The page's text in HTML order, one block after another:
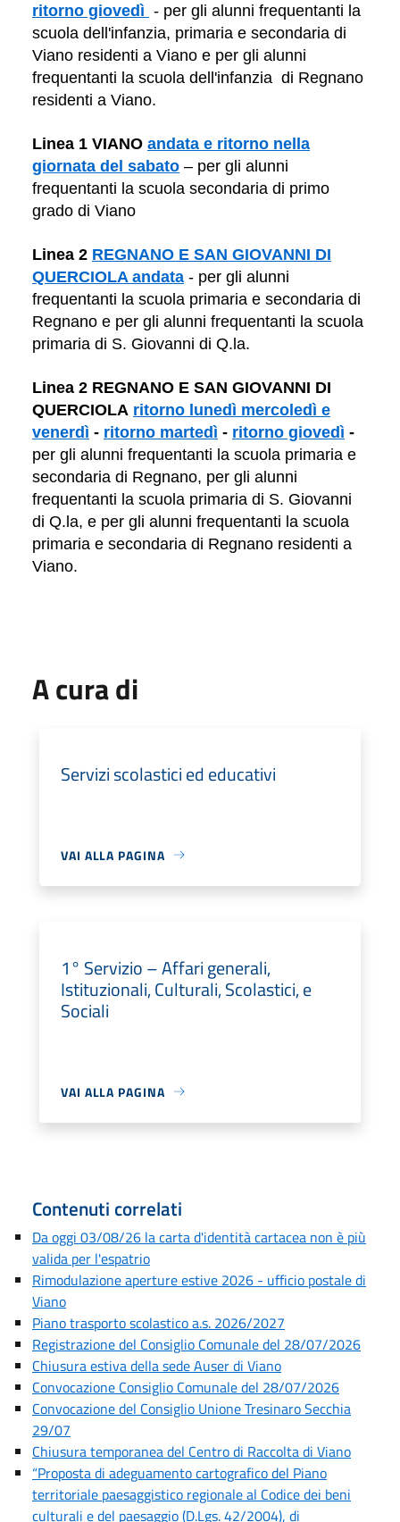
ritorno giovedì - per gli alunni frequentanti la
scuola dell'infanzia, primaria e secondaria di
Viano residenti a Viano e per gli alunni
frequentanti la scuola dell'infanzia di Regnano
residenti a Viano.
Linea 1 VIANO andata e ritorno nella
giornata del sabato – per gli alunni
frequentanti la scuola secondaria di primo
grado di Viano
Linea 2 REGNANO E SAN GIOVANNI DI
QUERCIOLA andata - per gli alunni
frequentanti la scuola primaria e secondaria di
Regnano e per gli alunni frequentanti la scuola
primaria di S. Giovanni di Q.la.
Linea 2 REGNANO E SAN GIOVANNI DI
QUERCIOLA ritorno lunedì mercoledì e
venerdì - ritorno martedì - ritorno giovedì -
per gli alunni frequentanti la scuola primaria e
secondaria di Regnano, per gli alunni
frequentanti la scuola primaria di S. Giovanni
di Q.la, e per gli alunni frequentanti la scuola
primaria e secondaria di Regnano residenti a
Viano.
A cura di
Servizi scolastici ed educativi
VAI ALLA PAGINA
1° Servizio – Affari generali,
Istituzionali, Culturali, Scolastici, e
Sociali
VAI ALLA PAGINA
Contenuti correlati
Da oggi 03/08/26 la carta d'identità cartacea non è più
valida per l'espatrio
Rimodulazione aperture estive 2026 - ufficio postale di
Viano
Piano trasporto scolastico a.s. 2026/2027
Registrazione del Consiglio Comunale del 28/07/2026
Chiusura estiva della sede Auser di Viano
Convocazione Consiglio Comunale del 28/07/2026
Convocazione del Consiglio Unione Tresinaro Secchia
29/07
Chiusura temporanea del Centro di Raccolta di Viano
“Proposta di adeguamento cartografico del Piano
territoriale paesaggistico regionale al Codice dei beni
culturali e del paesaggio (D.Lgs. 42/2004), di